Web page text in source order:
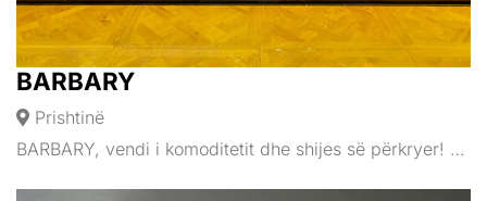
BARBARY
Prishtinë
BARBARY, vendi i komoditetit dhe shijes së përkryer! …